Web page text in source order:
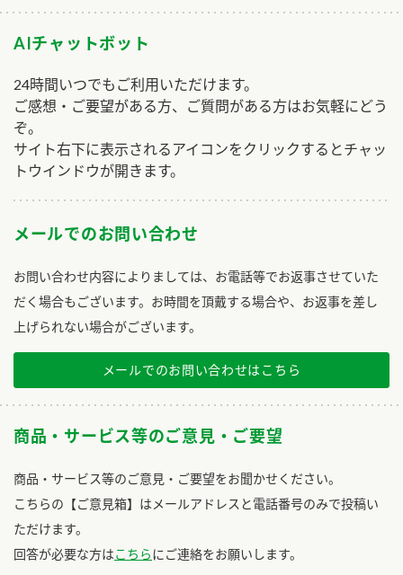
AIチャットボット
24時間いつでもご利用いただけます。
ご感想・ご要望がある方、ご質問がある方はお気軽にどう
ぞ。
サイト右下に表示されるアイコンをクリックするとチャッ
トウインドウが開きます。
メールでのお問い合わせ
お問い合わせ内容によりましては、お電話等でお返事させていた
だく場合もございます。お時間を頂戴する場合や、お返事を差し
上げられない場合がございます。
メールでのお問い合わせはこちら
商品・サービス等のご意見・ご要望
商品・サービス等のご意見・ご要望をお聞かせください。
こちらの【ご意見箱】はメールアドレスと電話番号のみで投稿い
ただけます。
回答が必要な方はこちらにご連絡をお願いします。